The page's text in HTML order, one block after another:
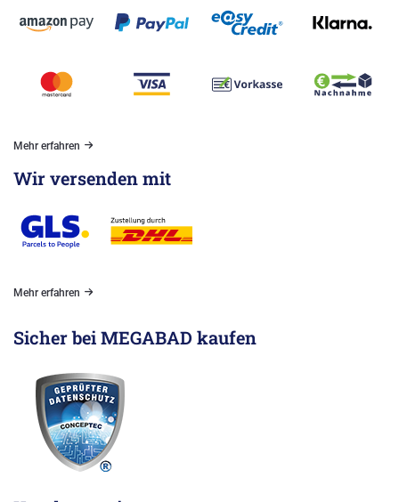
Mehr erfahren
Wir versenden mit
Mehr erfahren
Sicher bei MEGABAD kaufen